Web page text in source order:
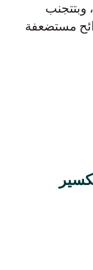
وبتتجنب
مستضعفة